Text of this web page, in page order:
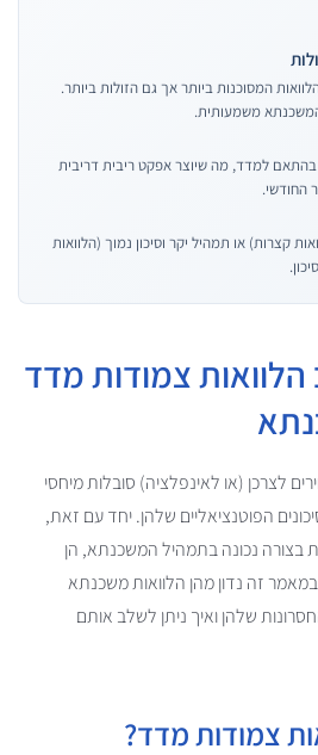
המסוכנות ביותר אך גם הזולות ביותר.
המשכנתא משמעותית.
למדד, מה שיוצר אפקט ריבית דריבית
החודשי.
קצרות) או תמהיל יקר וסיכון נמוך (הלוואות
צמודות מדד
לצרכן (או לאינפלציה) סובלות מיחסי
הפוטנציאליים שלהן. יחד עם זאת,
בצורה נכונה בתמהיל המשכנתא, הן
זה נדון מהן הלוואות משכנתא
שלהן ואיך ניתן לשלב אותם
צמודות מדד?